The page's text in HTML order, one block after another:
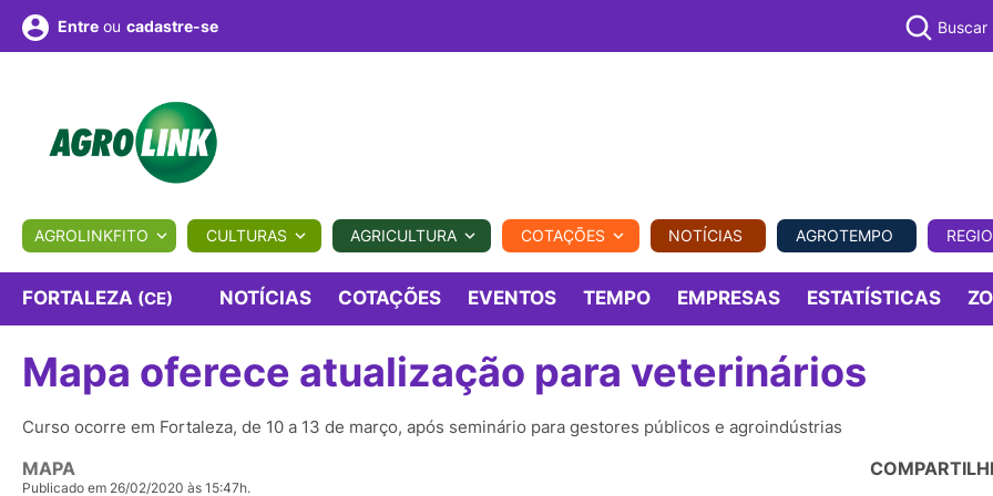
BIOLÓGICOS COTAÇÕES NOTÍCIAS AGROTEMPO REGIONAL COMERCIAL AGROVIAGENS
Conversor Colunistas Eventos
e
Vídeos
Entre ou cadastre-se Buscar
AGROLINKFITO CULTURAS AGRICULTURA COTAÇÕES NOTÍCIAS AGROTEMPO
FORTALEZA (CE) NOTÍCIAS COTAÇÕES EVENTOS TEMPO EMPRESAS ESTATÍSTICAS
Mapa oferece atualização para veterinários
Curso ocorre em Fortaleza, de 10 a 13 de março, após seminário para gestores públicos e agroindústrias
MAPA
Publicado em 26/02/2020 às 15:47h.